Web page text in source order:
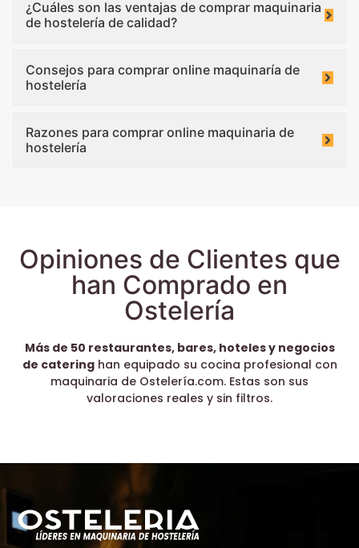
¿Cuáles son las ventajas de comprar maquinaria
de hostelería de calidad?
Consejos para comprar online maquinaría de
hostelería
Razones para comprar online maquinaria de
hostelería
Opiniones de Clientes que
han Comprado en
Ostelería
Más de 50 restaurantes, bares, hoteles y negocios
de cateringhan equipado su cocina profesional con
maquinaria de Ostelería.com. Estas son sus
valoraciones reales y sin filtros.